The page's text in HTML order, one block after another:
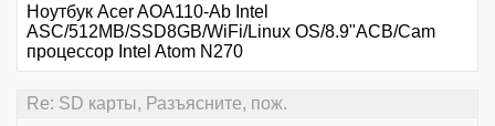
Ноутбук Acer AOA110-Ab Intel
ASC/512MB/SSD8GB/WiFi/Linux OS/8.9"ACB/Cam
процессор Intel Atom N270
Re: SD карты, Разъясните, пож.